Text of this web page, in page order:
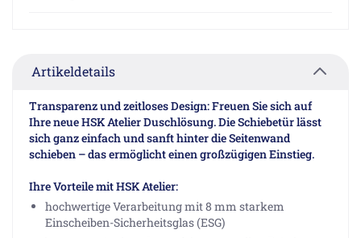
Artikeldetails
Transparenz und zeitloses Design: Freuen Sie sich auf
Ihre neue HSK Atelier Duschlösung. Die Schiebetür lässt
sich ganz einfach und sanft hinter die Seitenwand
schieben – das ermöglicht einen großzügigen Einstieg.
Ihre Vorteile mit HSK Atelier:
hochwertige Verarbeitung mit 8 mm starkem
Einscheiben-Sicherheitsglas (ESG)